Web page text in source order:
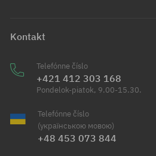
Kontakt
Telefónne číslo
+421 412 303 168
Pondelok-piatok, 9.00-15.30.
Telefónne číslo
(українською мовою)
+48 453 073 844